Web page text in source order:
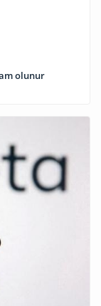
olunur